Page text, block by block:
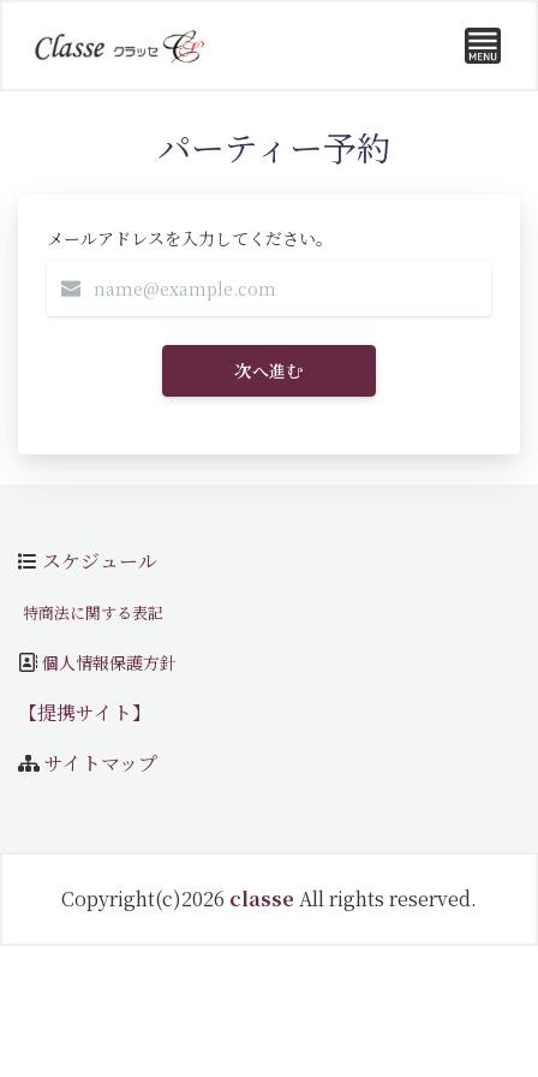
パーティー予約
メールアドレスを入力してください。
次へ進む
スケジュール
特商法に関する表記
個人情報保護方針
【提携サイト】
サイトマップ
Copyright(c)2026 classe All rights reserved.